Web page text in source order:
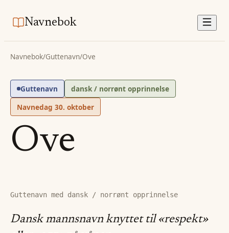
Navnebok
Navnebok/Guttenavn/Ove
Guttenavn
dansk / norrønt opprinnelse
Navnedag 30. oktober
Ove
Guttenavn med dansk / norrønt opprinnelse
Dansk mannsnavn knyttet til «respekt»